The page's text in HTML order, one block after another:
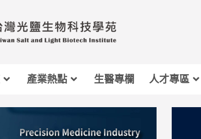
產業熱點 生醫專欄 人才專區